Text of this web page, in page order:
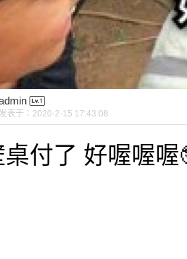
发表于： 2020-2-15 17:43:08
桌付了 好喔喔喔